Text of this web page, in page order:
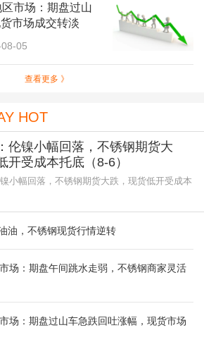
市场：期盘过山
市场成交转淡
05
查看更多 》
HOT
伦镍小幅回落，不锈钢期货大
开受成本托底（8-6）
小幅回落，不锈钢期货大跌，现货低开受成本
油，不锈钢现货行情逆转
场：期盘午间跳水走弱，不锈钢商家灵活
场：期盘过山车急跌回吐涨幅，现货市场